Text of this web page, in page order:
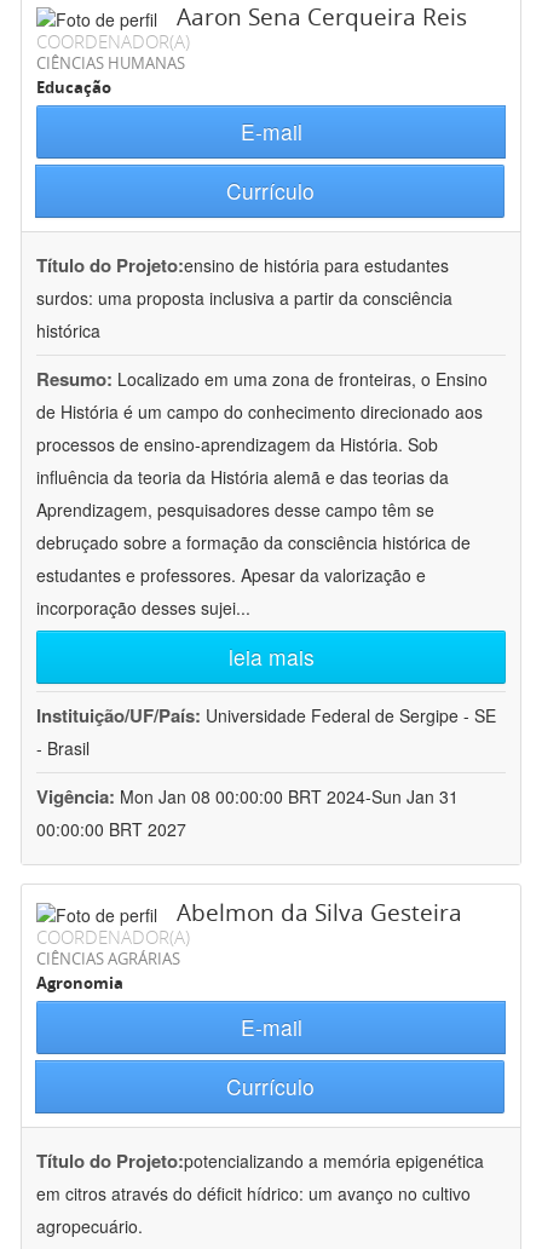
Aaron Sena Cerqueira Reis
COORDENADOR(A)
CIÊNCIAS HUMANAS
Educação
E-mail
Currículo
Título do Projeto:ensino de história para estudantes
surdos: uma proposta inclusiva a partir da consciência
histórica
Resumo: Localizado em uma zona de fronteiras, o Ensino
de História é um campo do conhecimento direcionado aos
processos de ensino-aprendizagem da História. Sob
influência da teoria da História alemã e das teorias da
Aprendizagem, pesquisadores desse campo têm se
debruçado sobre a formação da consciência histórica de
estudantes e professores. Apesar da valorização e
incorporação desses sujei...
leia mais
Instituição/UF/País: Universidade Federal de Sergipe - SE
- Brasil
Vigência: Mon Jan 08 00:00:00 BRT 2024-Sun Jan 31
00:00:00 BRT 2027
Abelmon da Silva Gesteira
COORDENADOR(A)
CIÊNCIAS AGRÁRIAS
Agronomia
E-mail
Currículo
Título do Projeto:potencializando a memória epigenética
em citros através do déficit hídrico: um avanço no cultivo
agropecuário.